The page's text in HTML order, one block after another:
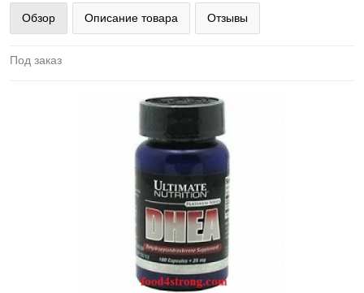
Обзор Описание товара Отзывы
Под заказ